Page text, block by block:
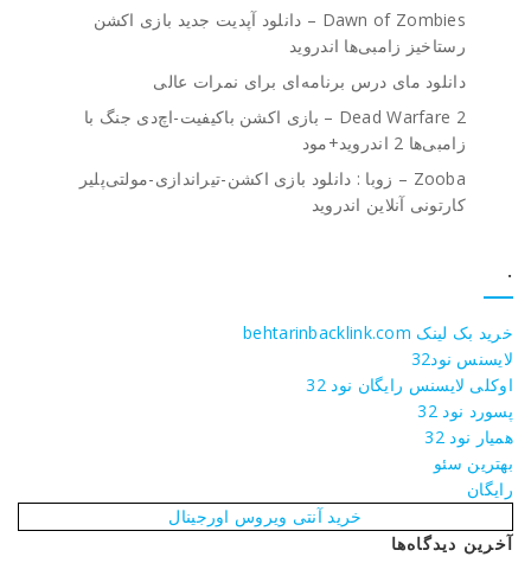
Dawn of Zombies – دانلود آپدیت جدید بازی اکشن
رستاخیز زامبی‌ها اندروید
دانلود مای درس برنامه‌ای برای نمرات عالی
Dead Warfare 2 – بازی اکشن باکیفیت-اچ‌دی جنگ با
زامبی‌ها 2 اندروید+مود
Zooba – زوبا : دانلود بازی اکشن-تیراندازی-مولتی‌پلیر
کارتونی آنلاین اندروید
.
خرید بک لینک behtarinbacklink.com
لایسنس نود32
اوکلی لایسنس رایگان نود 32
پسورد نود 32
همیار نود 32
بهترین سئو
رایگان
خرید آنتی ویروس اورجینال
آخرین دیدگاه‌ها